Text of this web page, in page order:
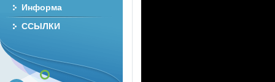
Информа
ССЫЛКИ